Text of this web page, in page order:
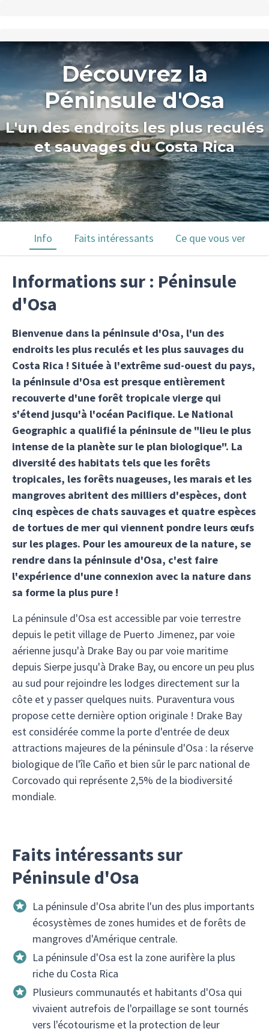
Découvrez la
Péninsule d'Osa
L'un des endroits les plus reculés
et sauvages du Costa Rica
Info Faits intéressants Ce que vous verrez
Informations sur : Péninsule
d'Osa
Bienvenue dans la péninsule d'Osa, l'un des
endroits les plus reculés et les plus sauvages du
Costa Rica ! Située à l'extrême sud-ouest du pays,
la péninsule d'Osa est presque entièrement
recouverte d'une forêt tropicale vierge qui
s'étend jusqu'à l'océan Pacifique. Le National
Geographic a qualifié la péninsule de "lieu le plus
intense de la planète sur le plan biologique". La
diversité des habitats tels que les forêts
tropicales, les forêts nuageuses, les marais et les
mangroves abritent des milliers d'espèces, dont
cinq espèces de chats sauvages et quatre espèces
de tortues de mer qui viennent pondre leurs œufs
sur les plages. Pour les amoureux de la nature, se
rendre dans la péninsule d'Osa, c'est faire
l'expérience d'une connexion avec la nature dans
sa forme la plus pure !
La péninsule d'Osa est accessible par voie terrestre
depuis le petit village de Puerto Jimenez, par voie
aérienne jusqu'à Drake Bay ou par voie maritime
depuis Sierpe jusqu'à Drake Bay, ou encore un peu plus
au sud pour rejoindre les lodges directement sur la
côte et y passer quelques nuits. Puraventura vous
propose cette dernière option originale ! Drake Bay
est considérée comme la porte d'entrée de deux
attractions majeures de la péninsule d'Osa : la réserve
biologique de l'île Caño et bien sûr le parc national de
Corcovado qui représente 2,5% de la biodiversité
mondiale.
Faits intéressants sur
Péninsule d'Osa
La péninsule d'Osa abrite l'un des plus importants
écosystèmes de zones humides et de forêts de
mangroves d'Amérique centrale.
La péninsule d'Osa est la zone aurifère la plus
riche du Costa Rica
Plusieurs communautés et habitants d'Osa qui
vivaient autrefois de l'orpaillage se sont tournés
vers l'écotourisme et la protection de leur